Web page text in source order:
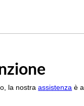
la nostraassistenza è a